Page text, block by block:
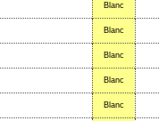
Blanc
Blanc
Blanc
Blanc
Blanc